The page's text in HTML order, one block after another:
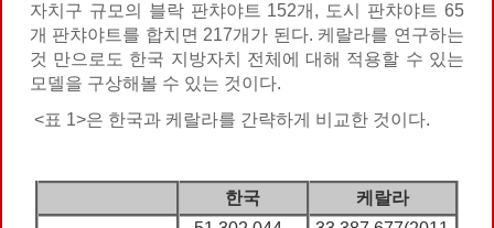
자치구 규모의 블락 판챠야트 152개, 도시 판챠야트 65
개 판챠야트를 합치면 217개가 된다. 케랄라를 연구하는
것 만으로도 한국 지방자치 전체에 대해 적용할 수 있는
모델을 구상해볼 수 있는 것이다.
<표 1>은 한국과 케랄라를 간략하게 비교한 것이다.
한국 케랄라